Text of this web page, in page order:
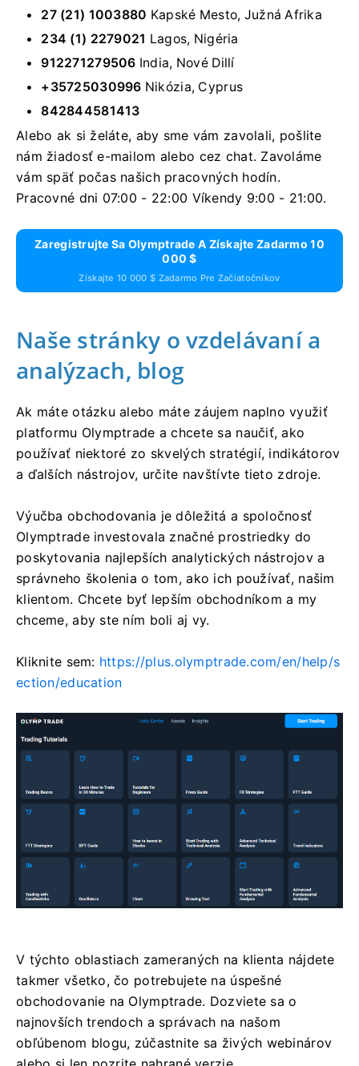
27 (21) 1003880 Kapské Mesto, Južná Afrika
234 (1) 2279021 Lagos, Nigéria
912271279506 India, Nové Dillí
+35725030996 Nikózia, Cyprus
842844581413
Alebo ak si želáte, aby sme vám zavolali, pošlite
nám žiadosť e-mailom alebo cez chat. Zavoláme
vám späť počas našich pracovných hodín.
Pracovné dni 07:00 - 22:00 Víkendy 9:00 - 21:00.
Zaregistrujte Sa Olymptrade A Získajte Zadarmo 10
000 $
Získajte 10 000 $ Zadarmo Pre Začiatočníkov
Naše stránky o vzdelávaní a
analýzach, blog
Ak máte otázku alebo máte záujem naplno využiť
platformu Olymptrade a chcete sa naučiť, ako
používať niektoré zo skvelých stratégií, indikátorov
a ďalších nástrojov, určite navštívte tieto zdroje.
Výučba obchodovania je dôležitá a spoločnosť
Olymptrade investovala značné prostriedky do
poskytovania najlepších analytických nástrojov a
správneho školenia o tom, ako ich používať, našim
klientom. Chcete byť lepším obchodníkom a my
chceme, aby ste ním boli aj vy.
Kliknite sem: https://plus.olymptrade.com/en/help/s
ection/education
V týchto oblastiach zameraných na klienta nájdete
takmer všetko, čo potrebujete na úspešné
obchodovanie na Olymptrade. Dozviete sa o
najnovších trendoch a správach na našom
obľúbenom blogu, zúčastnite sa živých webinárov